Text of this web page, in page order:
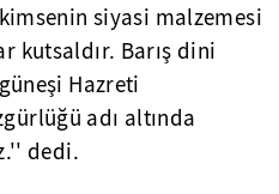
siyasi malzemesi
kutsaldır. Barış dini
Hazreti
adı altında
dedi.